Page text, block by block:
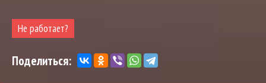
Не работает?
Поделиться: